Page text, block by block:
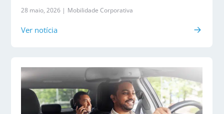
28 maio, 2026 | Mobilidade Corporativa
Ver notícia